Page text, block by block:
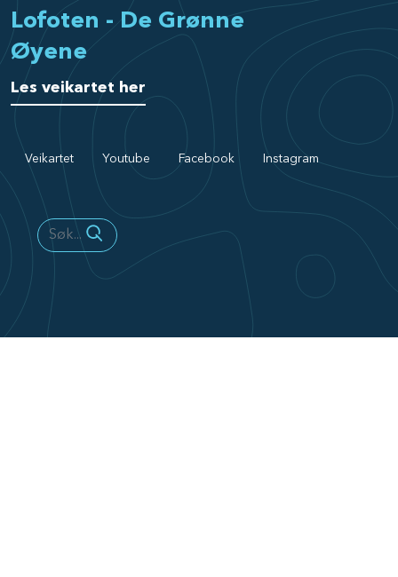
Lofoten - De Grønne
Øyene
Les veikartet her
Veikartet Youtube Facebook Instagram